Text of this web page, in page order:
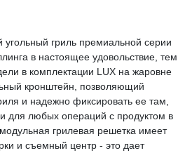
угольный гриль премиальной серии
в настоящее удовольствие, тем
в комплектации LUX на жаровне
кронштейн, позволяющий
и надежно фиксировать ее там,
для любых операций с продуктом в
грилевая решетка имеет
и съемный центр - это дает